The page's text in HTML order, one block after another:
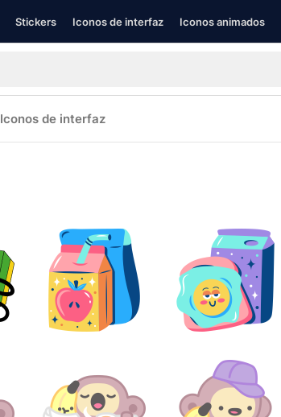
Stickers Iconos de interfaz Iconos animados
Iconos de interfaz